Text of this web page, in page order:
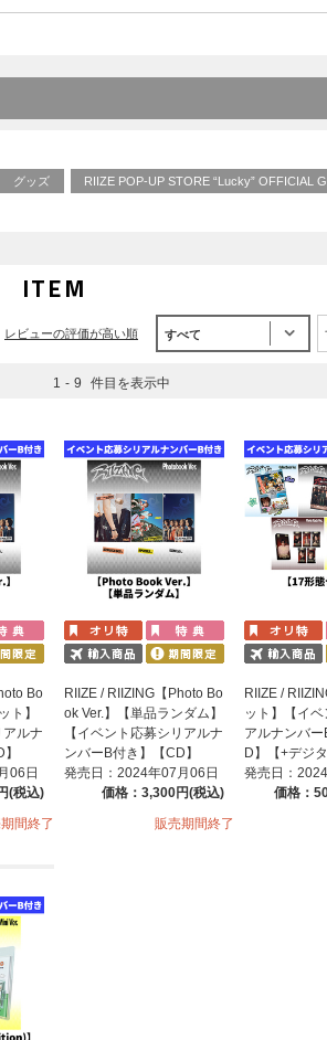
グッズ RIIZE POP-UP STORE “Lucky” OFFICIAL
ITEM
レビューの評価が高い順 すべて
1 - 9 件目を表示中
Bo
ト】
アルナ
06日
(税込)
間終了
RIIZE / RIIZING【Photo Bo
ok Ver.】【単品ランダム】
【イベント応募シリアルナ
ンバーB付き】【CD】
発売日：2024年07月06日
価格：3,300円(税込)
販売期間終了
RIIZE /
ット】【イ
アルナンバ
D】【+デジ
発売日：
価格：